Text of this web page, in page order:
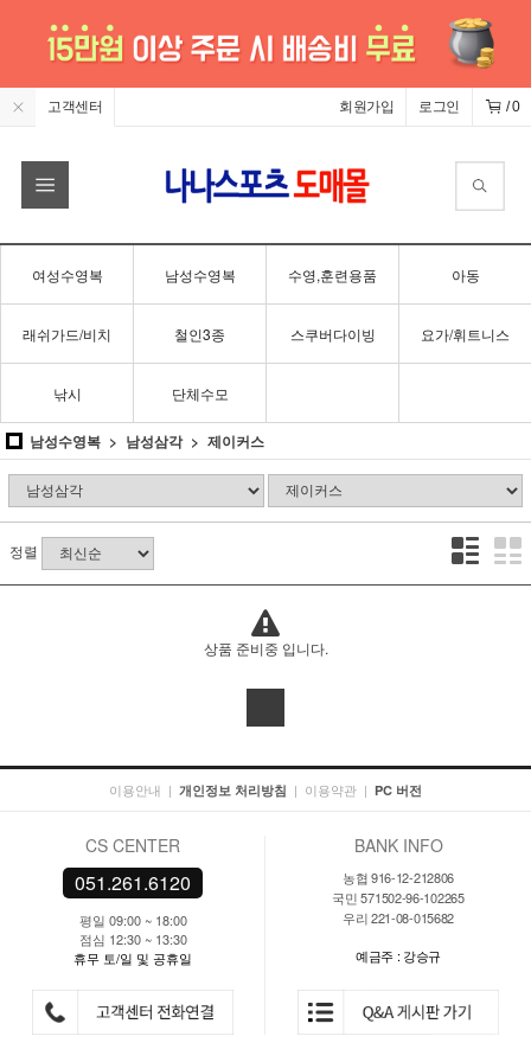
고객센터 /0
로그인
회원가입
여성수영복 남성수영복 수영,훈련용품 아동
래쉬가드/비치 철인3종 스쿠버다이빙 요가/휘트니스
낚시 단체수모
남성수영복 남성삼각 제이커스
정렬
상품 준비중 입니다.
이용안내 | 개인정보 처리방침 | 이용약관 | PC 버전
CS CENTER
051.261.6120
평일 09:00 ~ 18:00
점심 12:30 ~ 13:30
휴무 토/일 및 공휴일
BANK INFO
농협 916-12-212806
국민 571502-96-102265
우리 221-08-015682
예금주 : 강승규